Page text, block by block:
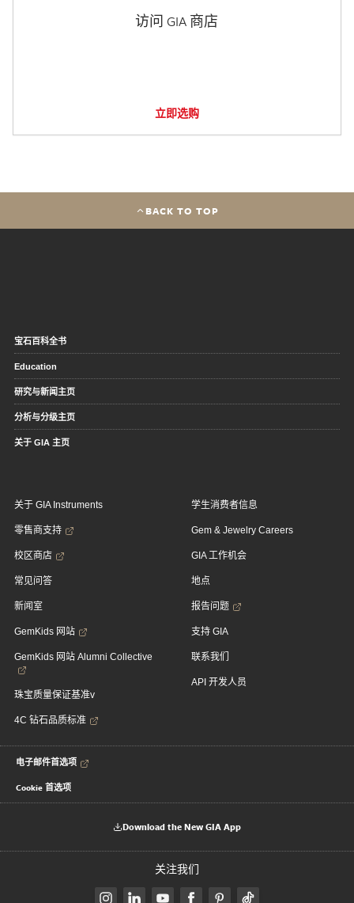
访问 GIA 商店
立即选购
BACK TO TOP
宝石百科全书
Education
研究与新闻主页
分析与分级主页
关于 GIA 主页
关于 GIA Instruments
零售商支持
校区商店
常见问答
新闻室
GemKids 网站
GemKids 网站 Alumni Collective
珠宝质量保证基准v
4C 钻石品质标准
学生消费者信息
Gem & Jewelry Careers
GIA 工作机会
地点
报告问题
支持 GIA
联系我们
API 开发人员
电子邮件首选项
Cookie 首选项
Download the New GIA App
关注我们